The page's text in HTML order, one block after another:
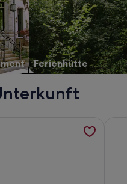
Ferienhütte